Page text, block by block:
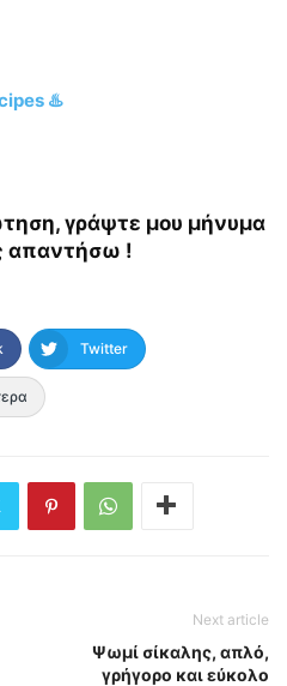
♨️
γράψτε μου μήνυμα
απαντήσω !
Twitter
Next article
Ψωμί σίκαλης, απλό,
γρήγορο και εύκολο